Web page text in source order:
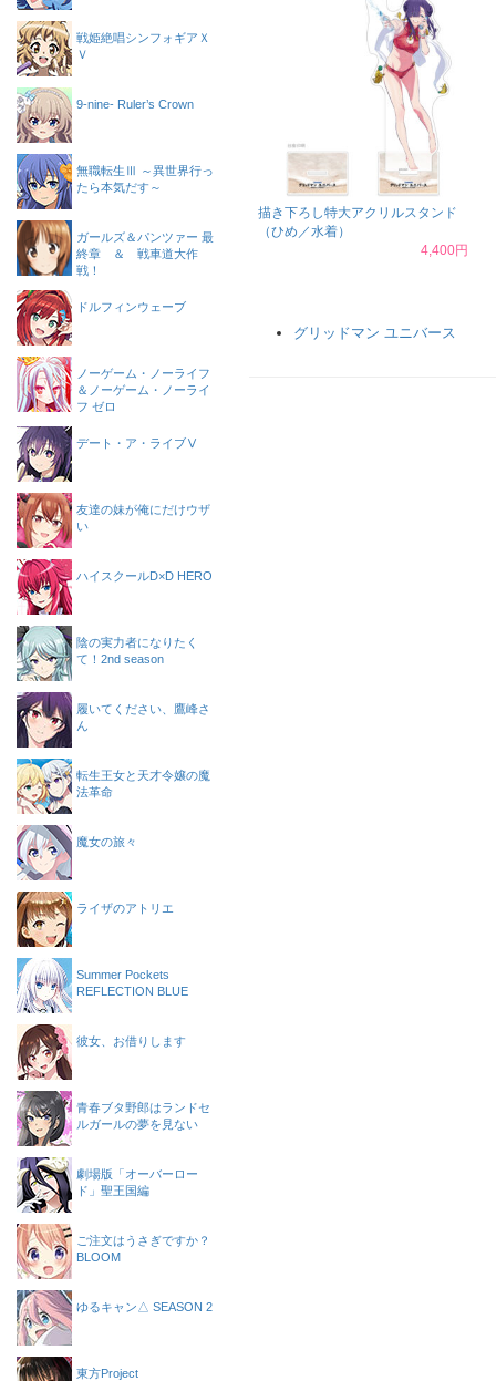
描き下ろし特大アクリルスタンド
（ひめ／水着）
4,400円
グリッドマン ユニバース
戦姫絶唱シンフォギアＸ
Ｖ
9-nine- Ruler’s Crown
無職転生Ⅲ ～異世界行っ
たら本気だす～
ガールズ＆パンツァー 最
終章 ＆ 戦車道大作
戦！
ドルフィンウェーブ
ノーゲーム・ノーライフ
＆ノーゲーム・ノーライ
フ ゼロ
デート・ア・ライブⅤ
友達の妹が俺にだけウザ
い
ハイスクールD×D HERO
陰の実力者になりたく
て！2nd season
履いてください、鷹峰さ
ん
転生王女と天才令嬢の魔
法革命
魔女の旅々
ライザのアトリエ
Summer Pockets
REFLECTION BLUE
彼女、お借りします
青春ブタ野郎はランドセ
ルガールの夢を見ない
劇場版「オーバーロー
ド」聖王国編
ご注文はうさぎですか？
BLOOM
ゆるキャン△ SEASON 2
東方Project